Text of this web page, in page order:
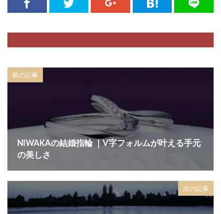
前の記事
NIWAKAの結婚指輪 ｜V字フォルムが叶える手元
の美しさ
次の記事